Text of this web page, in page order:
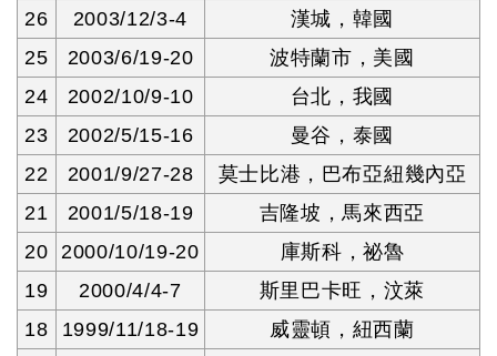
26
2003/12/3-4
漢城，韓國
25
2003/6/19-20
波特蘭市，美國
24
2002/10/9-10
台北，我國
23
2002/5/15-16
曼谷，泰國
22
2001/9/27-28
莫士比港，巴布亞紐幾內亞
21
2001/5/18-19
吉隆坡，馬來西亞
20
2000/10/19-20
庫斯科，祕魯
19
2000/4/4-7
斯里巴卡旺，汶萊
18
1999/11/18-19
威靈頓，紐西蘭